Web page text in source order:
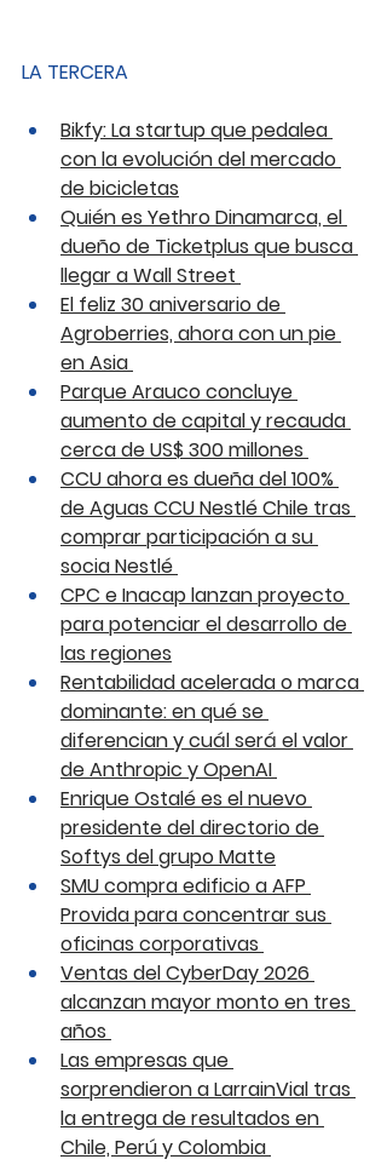
LA TERCERA
Bikfy: La startup que pedalea
con la evolución del mercado
de bicicletas
Quién es Yethro Dinamarca, el
dueño de Ticketplus que busca
llegar a Wall Street
El feliz 30 aniversario de
Agroberries, ahora con un pie
en Asia
Parque Arauco concluye
aumento de capital y recauda
cerca de US$ 300 millones
CCU ahora es dueña del 100%
de Aguas CCU Nestlé Chile tras
comprar participación a su
socia Nestlé
CPC e Inacap lanzan proyecto
para potenciar el desarrollo de
las regiones
Rentabilidad acelerada o marca
dominante: en qué se
diferencian y cuál será el valor
de Anthropic y OpenAI
Enrique Ostalé es el nuevo
presidente del directorio de
Softys del grupo Matte
SMU compra edificio a AFP
Provida para concentrar sus
oficinas corporativas
Ventas del CyberDay 2026
alcanzan mayor monto en tres
años
Las empresas que
sorprendieron a LarrainVial tras
la entrega de resultados en
Chile, Perú y Colombia